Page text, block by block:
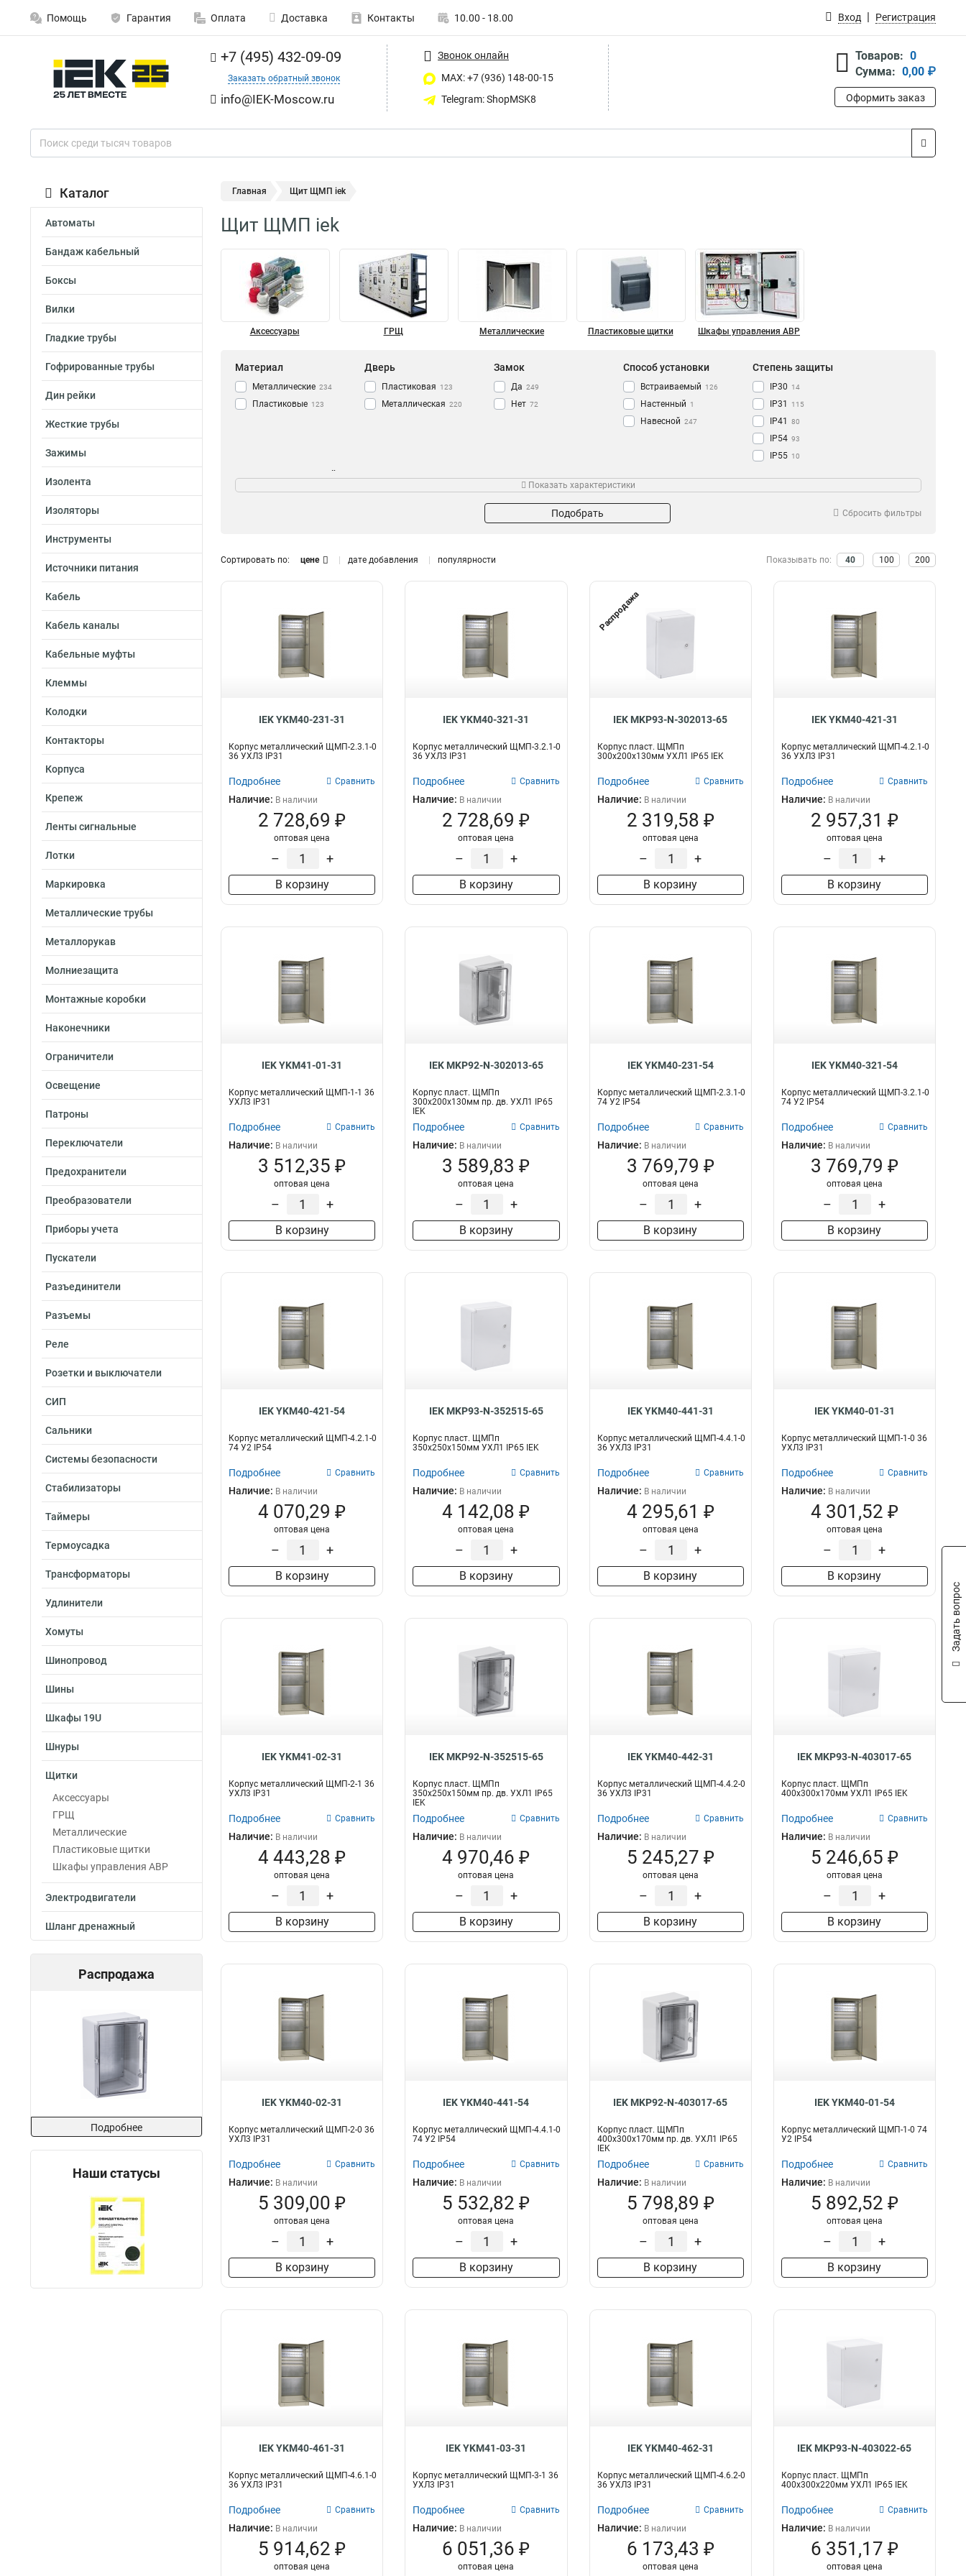
Помощь Гарантия Оплата Доставка Контакты 10.00 - 18.00 Вход Регистрация
+7 (495) 432-09-09
Заказать обратный звонок
info@IEK-Moscow.ru
Звонок онлайн
MAX: +7 (936) 148-00-15
Telegram: ShopMSK8
Товаров: 0
Сумма: 0,00 ₽
Оформить заказ
Каталог
Автоматы
Бандаж кабельный
Боксы
Вилки
Гладкие трубы
Гофрированные трубы
Дин рейки
Жесткие трубы
Зажимы
Изолента
Изоляторы
Инструменты
Источники питания
Кабель
Кабель каналы
Кабельные муфты
Клеммы
Колодки
Контакторы
Корпуса
Крепеж
Ленты сигнальные
Лотки
Маркировка
Металлические трубы
Металлорукав
Молниезащита
Монтажные коробки
Наконечники
Ограничители
Освещение
Патроны
Переключатели
Предохранители
Преобразователи
Приборы учета
Пускатели
Разъединители
Разъемы
Реле
Розетки и выключатели
СИП
Сальники
Системы безопасности
Стабилизаторы
Таймеры
Термоусадка
Трансформаторы
Удлинители
Хомуты
Шинопровод
Шины
Шкафы 19U
Шнуры
Щитки
Аксессуары
ГРЩ
Металлические
Пластиковые щитки
Шкафы управления АВР
Электродвигатели
Шланг дренажный
Распродажа
Подробнее
Наши статусы
Главная Щит ЩМП iek
Щит ЩМП iek
Аксессуары ГРЩ Металлические Пластиковые щитки Шкафы управления АВР
Материал
Металлические 234
Пластиковые 123
Дверь
Пластиковая 123
Металлическая 220
Замок
Да 249
Нет 72
Способ установки
Встраиваемый 126
Настенный 1
Навесной 247
Степень защиты
IP30 14
IP31 115
IP41 80
IP54 93
IP55 10
Количество модулей
2 8
10 10
12 13
54 5
74 40
Распределительный 182 Внутренний 331
106
ЩРН 59
ШРС 0
ЯРП
ЩУРВ 5
Показать характеристики
Подобрать Сбросить фильтры
Сортировать по: цене дате добавления популярности Показывать по: 40 100 200
IEK YKM40-231-31
Корпус металлический ЩМП-2.3.1-0
36 УХЛ3 IP31
Подробнее Сравнить
Наличие: В наличии
2 728,69 ₽
оптовая цена
– +
В корзину
IEK YKM40-321-31
Корпус металлический ЩМП-3.2.1-0
36 УХЛ3 IP31
Подробнее Сравнить
Наличие: В наличии
2 728,69 ₽
оптовая цена
– +
В корзину
Распродажа
IEK MKP93-N-302013-65
Корпус пласт. ЩМПп
300х200х130мм УХЛ1 IP65 IEK
Подробнее Сравнить
Наличие: В наличии
2 319,58 ₽
оптовая цена
– +
В корзину
IEK YKM40-421-31
Корпус металлический ЩМП-4.2.1-0
36 УХЛ3 IP31
Подробнее Сравнить
Наличие: В наличии
2 957,31 ₽
оптовая цена
– +
В корзину
IEK YKM41-01-31
Корпус металлический ЩМП-1-1 36
УХЛ3 IP31
Подробнее Сравнить
Наличие: В наличии
3 512,35 ₽
оптовая цена
– +
В корзину
IEK MKP92-N-302013-65
Корпус пласт. ЩМПп
300х200х130мм пр. дв. УХЛ1 IP65
IEK
Подробнее Сравнить
Наличие: В наличии
3 589,83 ₽
оптовая цена
– +
В корзину
IEK YKM40-231-54
Корпус металлический ЩМП-2.3.1-0
74 У2 IP54
Подробнее Сравнить
Наличие: В наличии
3 769,79 ₽
оптовая цена
– +
В корзину
IEK YKM40-321-54
Корпус металлический ЩМП-3.2.1-0
74 У2 IP54
Подробнее Сравнить
Наличие: В наличии
3 769,79 ₽
оптовая цена
– +
В корзину
IEK YKM40-421-54
Корпус металлический ЩМП-4.2.1-0
74 У2 IP54
Подробнее Сравнить
Наличие: В наличии
4 070,29 ₽
оптовая цена
– +
В корзину
IEK MKP93-N-352515-65
Корпус пласт. ЩМПп
350х250х150мм УХЛ1 IP65 IEK
Подробнее Сравнить
Наличие: В наличии
4 142,08 ₽
оптовая цена
– +
В корзину
IEK YKM40-441-31
Корпус металлический ЩМП-4.4.1-0
36 УХЛ3 IP31
Подробнее Сравнить
Наличие: В наличии
4 295,61 ₽
оптовая цена
– +
В корзину
IEK YKM40-01-31
Корпус металлический ЩМП-1-0 36
УХЛ3 IP31
Подробнее Сравнить
Наличие: В наличии
4 301,52 ₽
оптовая цена
– +
В корзину
IEK YKM41-02-31
Корпус металлический ЩМП-2-1 36
УХЛ3 IP31
Подробнее Сравнить
Наличие: В наличии
4 443,28 ₽
оптовая цена
– +
В корзину
IEK MKP92-N-352515-65
Корпус пласт. ЩМПп
350х250х150мм пр. дв. УХЛ1 IP65
IEK
Подробнее Сравнить
Наличие: В наличии
4 970,46 ₽
оптовая цена
– +
В корзину
IEK YKM40-442-31
Корпус металлический ЩМП-4.4.2-0
36 УХЛ3 IP31
Подробнее Сравнить
Наличие: В наличии
5 245,27 ₽
оптовая цена
– +
В корзину
IEK MKP93-N-403017-65
Корпус пласт. ЩМПп
400х300х170мм УХЛ1 IP65 IEK
Подробнее Сравнить
Наличие: В наличии
5 246,65 ₽
оптовая цена
– +
В корзину
IEK YKM40-02-31
Корпус металлический ЩМП-2-0 36
УХЛ3 IP31
Подробнее Сравнить
Наличие: В наличии
5 309,00 ₽
оптовая цена
– +
В корзину
IEK YKM40-441-54
Корпус металлический ЩМП-4.4.1-0
74 У2 IP54
Подробнее Сравнить
Наличие: В наличии
5 532,82 ₽
оптовая цена
– +
В корзину
IEK MKP92-N-403017-65
Корпус пласт. ЩМПп
400х300х170мм пр. дв. УХЛ1 IP65
IEK
Подробнее Сравнить
Наличие: В наличии
5 798,89 ₽
оптовая цена
– +
В корзину
IEK YKM40-01-54
Корпус металлический ЩМП-1-0 74
У2 IP54
Подробнее Сравнить
Наличие: В наличии
5 892,52 ₽
оптовая цена
– +
В корзину
IEK YKM40-461-31
Корпус металлический ЩМП-4.6.1-0
36 УХЛ3 IP31
Подробнее Сравнить
Наличие: В наличии
5 914,62 ₽
оптовая цена
IEK YKM41-03-31
Корпус металлический ЩМП-3-1 36
УХЛ3 IP31
Подробнее Сравнить
Наличие: В наличии
6 051,36 ₽
оптовая цена
IEK YKM40-462-31
Корпус металлический ЩМП-4.6.2-0
36 УХЛ3 IP31
Подробнее Сравнить
Наличие: В наличии
6 173,43 ₽
оптовая цена
IEK MKP93-N-403022-65
Корпус пласт. ЩМПп
400х300х220мм УХЛ1 IP65 IEK
Подробнее Сравнить
Наличие: В наличии
6 351,17 ₽
оптовая цена
Задать вопрос